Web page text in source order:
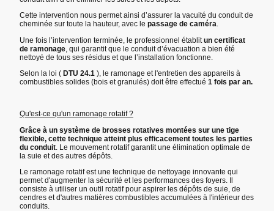
Cette intervention nous permet ainsi d’assurer la vacuité du conduit de
cheminée sur toute la hauteur, avec le passage de caméra.
Une fois l’intervention terminée, le professionnel établitun certificat
de ramonage , qui garantit que le conduit d’évacuation a bien été
nettoyé de tous ses résidus et que l’installation fonctionne.
Selon la loi ( DTU 24.1 ), le ramonage et l'entretien des appareils à
combustibles solides (bois et granulés) doit être effectué 1 fois par an.
Qu'est-ce qu'un ramonage rotatif ?
Grâce à un système de brosses rotatives montées sur une tige
flexible, cette technique atteint plus efficacement toutes les parties
du conduit . Le mouvement rotatif garantit une élimination optimale de
la suie et des autres dépôts.
Le ramonage rotatif est une technique de nettoyage innovante qui
permet d'augmenter la sécurité et les performances des foyers. Il
consiste à utiliser un outil rotatif pour aspirer les dépôts de suie, de
cendres et d'autres matières combustibles accumulées à l'intérieur des
conduits.